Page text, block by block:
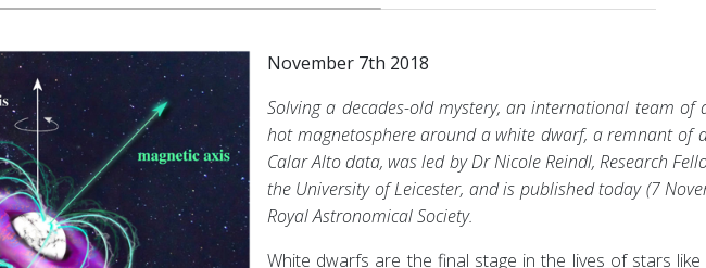
November 7th 2018
Solving a decades-old mystery, an international team of
hot magnetosphere around a white dwarf, a remnant of
Calar Alto data, was led by Dr Nicole Reindl, Research
the University of Leicester, and is published today (7
Royal Astronomical Society.
White dwarfs are the final stage in the lives of stars